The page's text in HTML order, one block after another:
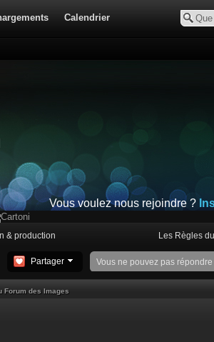
Calendrier
Vous voulez nous rejoindre ?
& production Les Règles
Vous ne pouvez pas répondre
Partager
Forum des Images